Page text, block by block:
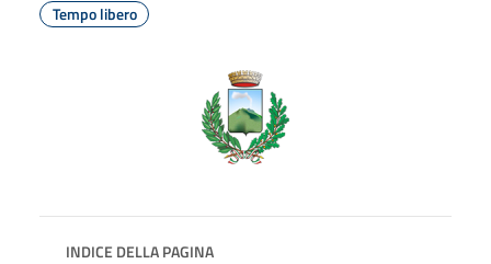
Tempo libero
INDICE DELLA PAGINA